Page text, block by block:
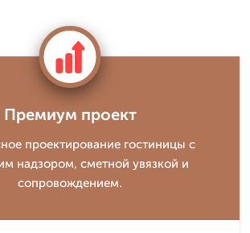
Премиум проект
проектирование гостиницы с
надзором, сметной увязкой и
сопровождением.